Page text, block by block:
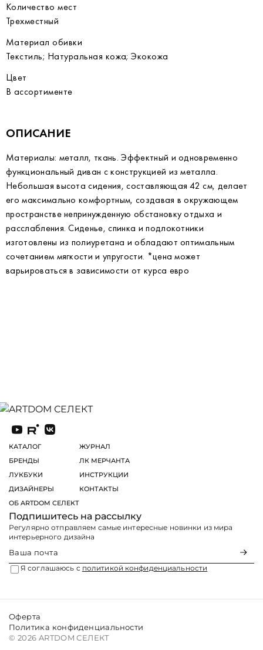
Количество мест
Трехместный
Материал обивки
Текстиль; Натуральная кожа; Экокожа
Цвет
В ассортименте
ОПИСАНИЕ
Материалы: металл, ткань. Эффектный и одновременно
функциональный диван с конструкцией из металла.
Небольшая высота сидения, составляющая 42 см, делает
его максимально комфортным, создавая в окружающем
пространстве непринужденную обстановку отдыха и
расслабления. Сиденье, спинка и подлокотники
изготовлены из полиуретана и обладают оптимальным
сочетанием мягкости и упругости. *цена может
варьироваться в зависимости от курса евро
КАТАЛОГ
БРЕНДЫ
ЛУКБУКИ
ДИЗАЙНЕРЫ
ОБ ARTDOM СЕЛЕКТ
ЖУРНАЛ
ЛК МЕРЧАНТА
ИНСТРУКЦИИ
КОНТАКТЫ
Подпишитесь на рассылку
Регулярно отправляем самые интересные новинки из мира
интерьерного дизайна
Я соглашаюсь с политикой конфиденциальности
© 2026 ARTDOM СЕЛЕКТ
Оферта
Политика конфиденциальности